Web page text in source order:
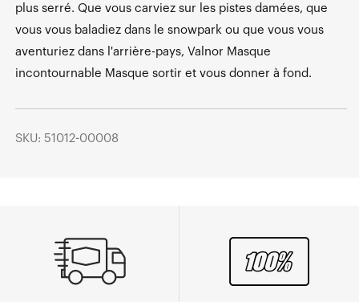
plus serré. Que vous carviez sur les pistes damées, que
vous vous baladiez dans le snowpark ou que vous vous
aventuriez dans l'arrière-pays, Valnor Masque
incontournable Masque sortir et vous donner à fond.
SKU: 51012-00008